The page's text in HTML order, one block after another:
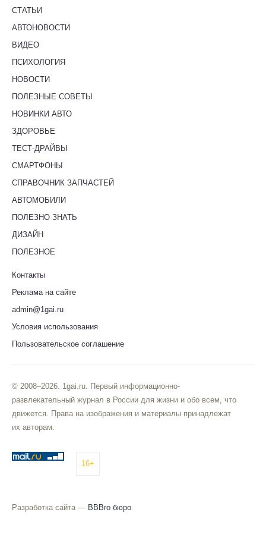
СТАТЬИ
АВТОНОВОСТИ
ВИДЕО
ПСИХОЛОГИЯ
НОВОСТИ
ПОЛЕЗНЫЕ СОВЕТЫ
НОВИНКИ АВТО
ЗДОРОВЬЕ
ТЕСТ-ДРАЙВЫ
СМАРТФОНЫ
СПРАВОЧНИК ЗАПЧАСТЕЙ
АВТОМОБИЛИ
ПОЛЕЗНО ЗНАТЬ
ДИЗАЙН
ПОЛЕЗНОЕ
Контакты
Реклама на сайте
admin@1gai.ru
Условия использования
Пользовательское соглашение
© 2008–2026. 1gai.ru. Первый информационно-
развлекательный журнал в России для жизни и обо всем, что
движется. Права на изображения и материалы принадлежат
их авторам.
16+
Разработка сайта — BBBro бюро